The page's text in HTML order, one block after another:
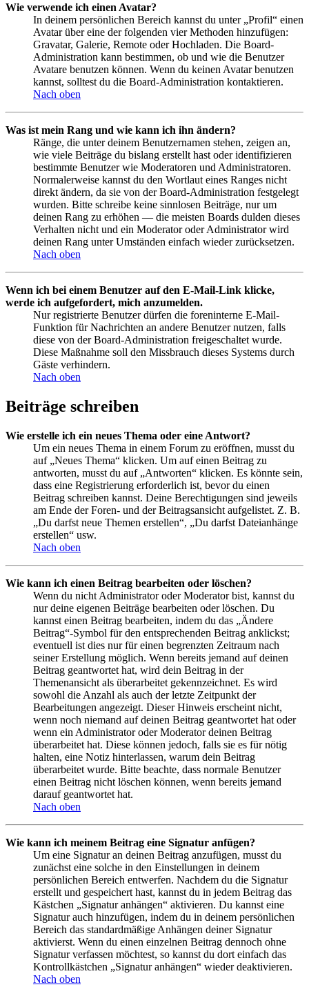
Wie verwende ich einen Avatar?
In deinem persönlichen Bereich kannst du unter „Profil“ einen
Avatar über eine der folgenden vier Methoden hinzufügen:
Gravatar, Galerie, Remote oder Hochladen. Die Board-
Administration kann bestimmen, ob und wie die Benutzer
Avatare benutzen können. Wenn du keinen Avatar benutzen
kannst, solltest du die Board-Administration kontaktieren.
Nach oben
Was ist mein Rang und wie kann ich ihn ändern?
Ränge, die unter deinem Benutzernamen stehen, zeigen an,
wie viele Beiträge du bislang erstellt hast oder identifizieren
bestimmte Benutzer wie Moderatoren und Administratoren.
Normalerweise kannst du den Wortlaut eines Ranges nicht
direkt ändern, da sie von der Board-Administration festgelegt
wurden. Bitte schreibe keine sinnlosen Beiträge, nur um
deinen Rang zu erhöhen — die meisten Boards dulden dieses
Verhalten nicht und ein Moderator oder Administrator wird
deinen Rang unter Umständen einfach wieder zurücksetzen.
Nach oben
Wenn ich bei einem Benutzer auf den E-Mail-Link klicke,
werde ich aufgefordert, mich anzumelden.
Nur registrierte Benutzer dürfen die foreninterne E-Mail-
Funktion für Nachrichten an andere Benutzer nutzen, falls
diese von der Board-Administration freigeschaltet wurde.
Diese Maßnahme soll den Missbrauch dieses Systems durch
Gäste verhindern.
Nach oben
Beiträge schreiben
Wie erstelle ich ein neues Thema oder eine Antwort?
Um ein neues Thema in einem Forum zu eröffnen, musst du
auf „Neues Thema“ klicken. Um auf einen Beitrag zu
antworten, musst du auf „Antworten“ klicken. Es könnte sein,
dass eine Registrierung erforderlich ist, bevor du einen
Beitrag schreiben kannst. Deine Berechtigungen sind jeweils
am Ende der Foren- und der Beitragsansicht aufgelistet. Z. B.
„Du darfst neue Themen erstellen“, „Du darfst Dateianhänge
erstellen“ usw.
Nach oben
Wie kann ich einen Beitrag bearbeiten oder löschen?
Wenn du nicht Administrator oder Moderator bist, kannst du
nur deine eigenen Beiträge bearbeiten oder löschen. Du
kannst einen Beitrag bearbeiten, indem du das „Ändere
Beitrag“-Symbol für den entsprechenden Beitrag anklickst;
eventuell ist dies nur für einen begrenzten Zeitraum nach
seiner Erstellung möglich. Wenn bereits jemand auf deinen
Beitrag geantwortet hat, wird dein Beitrag in der
Themenansicht als überarbeitet gekennzeichnet. Es wird
sowohl die Anzahl als auch der letzte Zeitpunkt der
Bearbeitungen angezeigt. Dieser Hinweis erscheint nicht,
wenn noch niemand auf deinen Beitrag geantwortet hat oder
wenn ein Administrator oder Moderator deinen Beitrag
überarbeitet hat. Diese können jedoch, falls sie es für nötig
halten, eine Notiz hinterlassen, warum dein Beitrag
überarbeitet wurde. Bitte beachte, dass normale Benutzer
einen Beitrag nicht löschen können, wenn bereits jemand
darauf geantwortet hat.
Nach oben
Wie kann ich meinem Beitrag eine Signatur anfügen?
Um eine Signatur an deinen Beitrag anzufügen, musst du
zunächst eine solche in den Einstellungen in deinem
persönlichen Bereich entwerfen. Nachdem du die Signatur
erstellt und gespeichert hast, kannst du in jedem Beitrag das
Kästchen „Signatur anhängen“ aktivieren. Du kannst eine
Signatur auch hinzufügen, indem du in deinem persönlichen
Bereich das standardmäßige Anhängen deiner Signatur
aktivierst. Wenn du einen einzelnen Beitrag dennoch ohne
Signatur verfassen möchtest, so kannst du dort einfach das
Kontrollkästchen „Signatur anhängen“ wieder deaktivieren.
Nach oben